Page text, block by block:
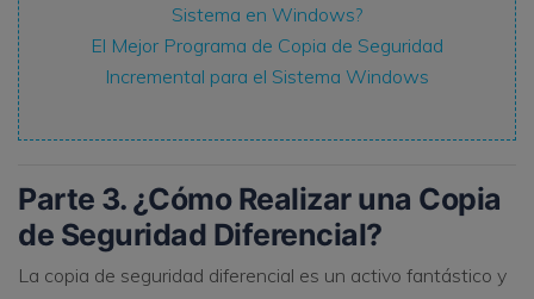
Sistema en Windows?
El Mejor Programa de Copia de Seguridad
Incremental para el Sistema Windows
Parte 3. ¿Cómo Realizar una Copia
de Seguridad Diferencial?
La copia de seguridad diferencial es un activo fantástico y